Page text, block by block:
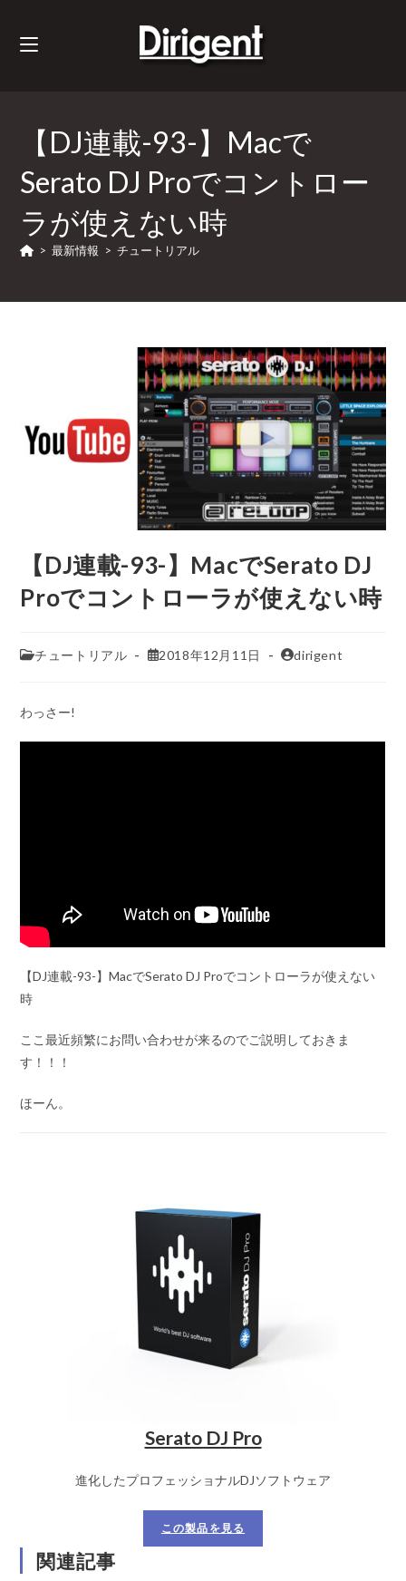
【DJ連載-93-】Macで
Serato DJ Proでコントロー
ラが使えない時
> 最新情報 > チュートリアル
【DJ連載-93-】MacでSerato DJ
Proでコントローラが使えない時
チュートリアル 2018年12月11日 dirigent
わっさー!
【DJ連載-93-】MacでSerato DJ Proでコントローラが使えない
時
ここ最近頻繁にお問い合わせが来るのでご説明しておきま
す！！！
ほーん。
Serato DJ Pro
進化したプロフェッショナルDJソフトウェア
この製品を見る
関連記事